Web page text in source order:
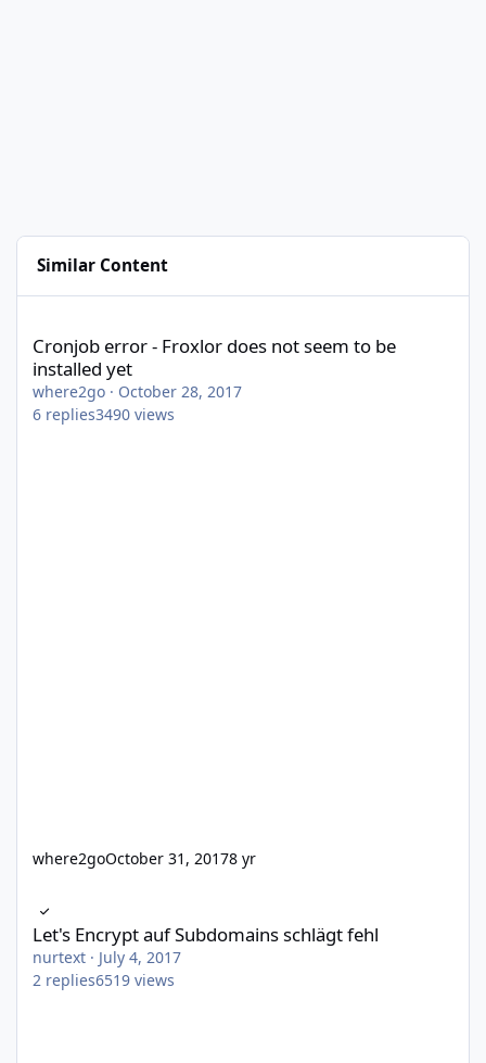
Similar Content
Cronjob error - Froxlor does not seem to be
installed yet
where2go · October 28, 2017
6 replies3490 views
where2goOctober 31, 20178 yr
Let's Encrypt auf Subdomains schlägt fehl
nurtext · July 4, 2017
2 replies6519 views